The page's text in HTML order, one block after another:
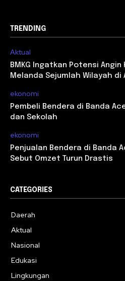
TRENDING
Aktual
BMKG Ingatkan Potensi
Melanda Sejumlah Wilayah di
ekonomi
Pembeli Bendera di Banda
dan Sekolah
ekonomi
Penjualan Bendera di Banda
Sebut Omzet Turun Drastis
CATEGORIES
Daerah
Aktual
Nasional
Edukasi
Lingkungan